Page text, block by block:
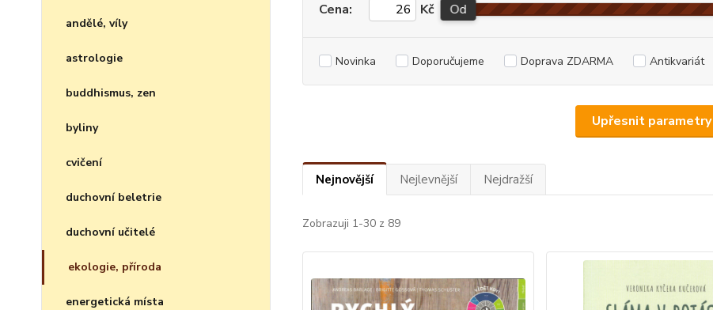
andělé, víly
astrologie
buddhismus, zen
byliny
cvičení
duchovní beletrie
duchovní učitelé
ekologie, příroda
energetická místa
Upřesnit parametry
Cena: Kč Od
Novinka Doporučujeme Doprava ZDARMA Antikvariát
Nejnovější Nejlevnější Nejdražší
Zobrazuji 1-30 z 89